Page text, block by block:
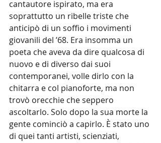
cantautore ispirato, ma era
soprattutto un ribelle triste che
anticipò di un soffio i movimenti
giovanili del ’68. Era insomma un
poeta che aveva da dire qualcosa di
nuovo e di diverso dai suoi
contemporanei, volle dirlo con la
chitarra e col pianoforte, ma non
trovò orecchie che seppero
ascoltarlo. Solo dopo la sua morte la
gente cominciò a capirlo. È stato uno
di quei tanti artisti, scienziati,